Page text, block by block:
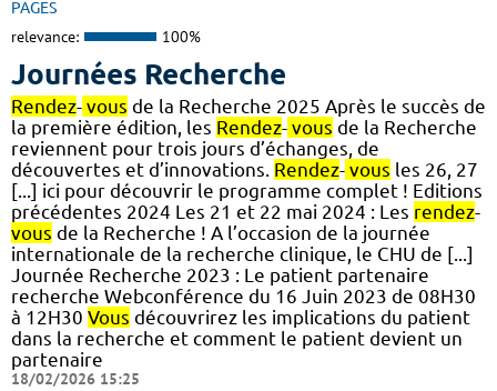
PAGES
relevance: 100%
Journées Recherche
Rendez- vous de la Recherche 2025 Après le succès de
la première édition, les Rendez- vous de la Recherche
reviennent pour trois jours d’échanges, de
découvertes et d’innovations. Rendez- vous les 26, 27
[...] ici pour découvrir le programme complet ! Editions
précédentes 2024 Les 21 et 22 mai 2024 : Les rendez-
vous de la Recherche ! A l’occasion de la journée
internationale de la recherche clinique, le CHU de [...]
Journée Recherche 2023 : Le patient partenaire
recherche Webconférence du 16 Juin 2023 de 08H30
à 12H30 Vous découvrirez les implications du patient
dans la recherche et comment le patient devient un
partenaire
18/02/2026 15:25